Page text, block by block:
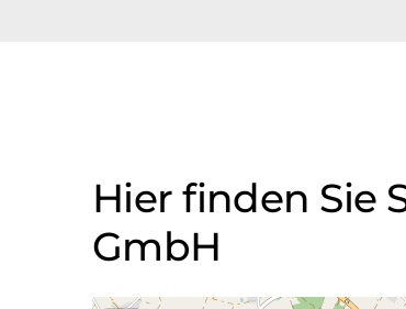
Hier finden Sie
GmbH